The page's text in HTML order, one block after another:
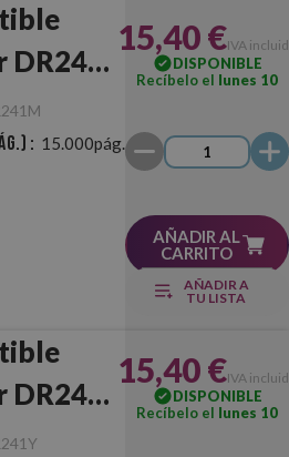
DR241
: 15.000pág.
15,40 €IVA
DISPONIBLE
Recíbelo el lunes 10
AÑADIR AL
CARRITO
AÑADIR A
TU LISTA
DR241
15,40 €IVA
DISPONIBLE
Recíbelo el lunes 10